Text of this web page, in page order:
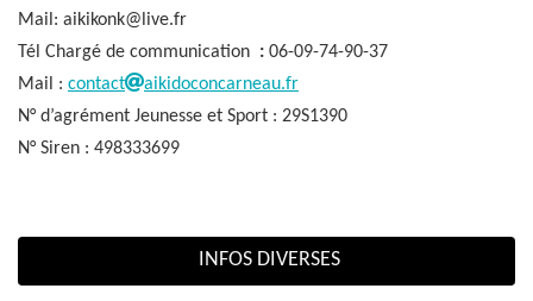
Mail: aikikonk@live.fr
Tél Chargé de communication : 06-09-74-90-37
Mail : contact
aikidoconcarneau.fr
N° d’agrément Jeunesse et Sport : 29S1390
N° Siren : 498333699
INFOS DIVERSES